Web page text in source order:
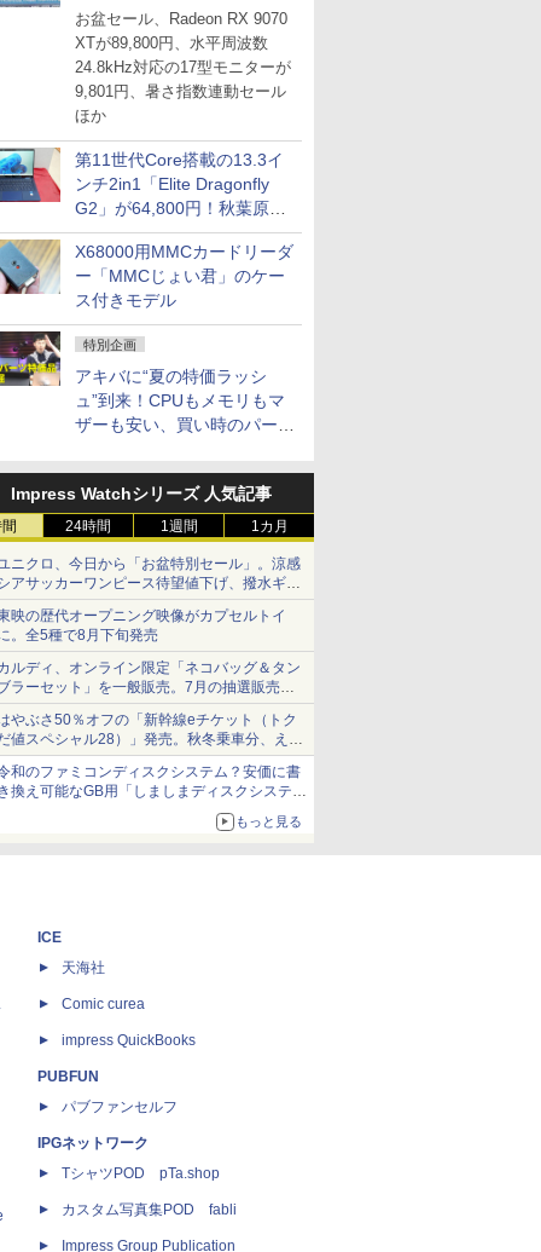
お盆セール、Radeon RX 9070
XTが89,800円、水平周波数
24.8kHz対応の17型モニターが
9,801円、暑さ指数連動セール
ほか
第11世代Core搭載の13.3イ
ンチ2in1「Elite Dragonfly
G2」が64,800円！秋葉原で
中古PCセール
X68000用MMCカードリーダ
ー「MMCじょい君」のケー
ス付きモデル
特別企画
アキバに“夏の特価ラッシ
ュ”到来！CPUもメモリもマ
ザーも安い、買い時のパーツ
Impress Watchシリーズ 人気記事
24時間 1週間 1カ月
ニクロ、今日から「お盆特別セール」。涼感
アサッカーワンピース待望値下げ、撥水ギア
ョーツは1990円に
映の歴代オープニング映像がカプセルトイ
。全5種で8月下旬発売
ルディ、オンライン限定「ネコバッグ＆タン
ラーセット」を一般販売。7月の抽選販売の
選無効分
やぶさ50％オフの「新幹線eチケット（トク
値スペシャル28）」発売。秋冬乗車分、えき
っと限定
和のファミコンディスクシステム？安価に書
換え可能なGB用「しましまディスクシステ
もっと見る
ICE
天海社
Comic curea
impress QuickBooks
PUBFUN
パブファンセルフ
IPGネットワーク
TシャツPOD pTa.shop
カスタム写真集POD fabli
Impress Group Publication